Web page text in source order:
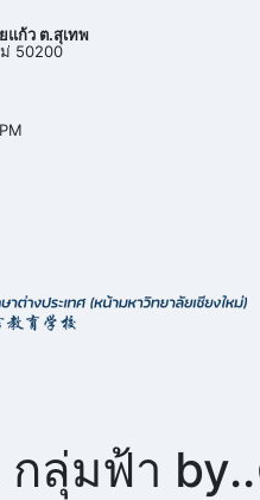
แก้ว ต.สุเทพ
ม่ 50200
ลุ่มฟ้า